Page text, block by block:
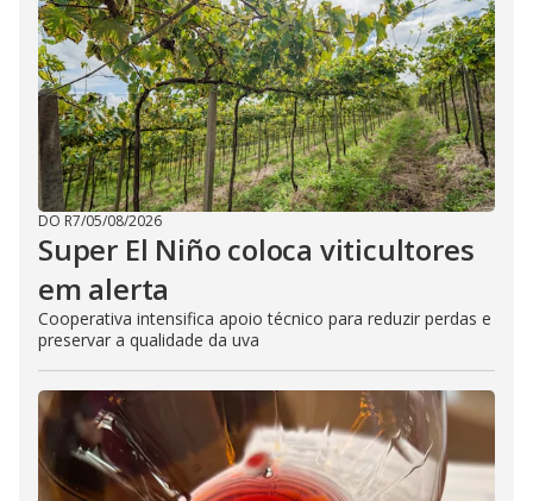
DO R7/05/08/2026
Super El Niño coloca viticultores
em alerta
Cooperativa intensifica apoio técnico para reduzir perdas e
preservar a qualidade da uva